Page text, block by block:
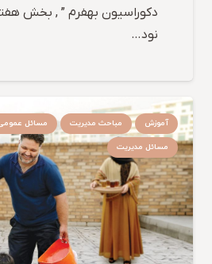
دکوراسیون بهفرم ” , بخش
نود…
آموزش مباحث مدیریت
مسائل
مسائل مدیریت